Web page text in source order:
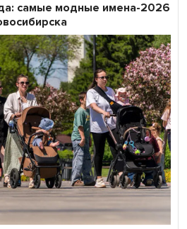
самые модные имена-2026